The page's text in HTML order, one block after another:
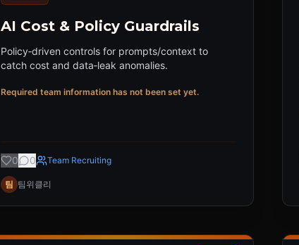
AI Cost & Policy Guardrails
Policy‑driven controls for prompts/context to
catch cost and data‑leak anomalies.
Required team information has not been set yet.
0 0 Team Recruiting
팀 팀위클리